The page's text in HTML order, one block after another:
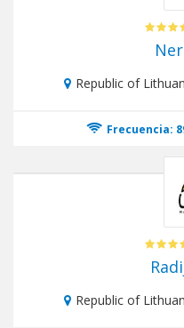
Republic of
Frecuencia:
Republic of